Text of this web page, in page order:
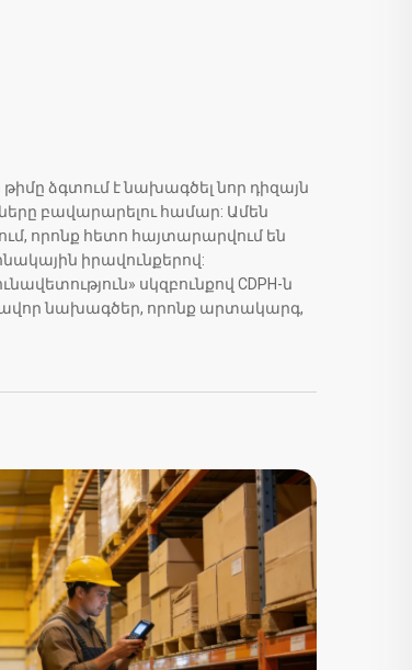
թիմը ձգտում է նախագծել նոր դիզայն
բավարարելու համար: Ամեն
որոնք հետո հայտարարվում են
իրավունքերով:
սկզբունքով CDPH-ն
նախագծեր, որոնք արտակարգ,